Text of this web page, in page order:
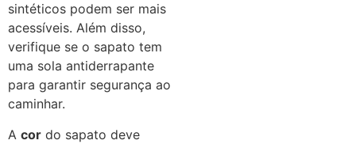
sintéticos podem ser mais
acessíveis. Além disso,
verifique se o sapato tem
uma sola antiderrapante
para garantir segurança ao
caminhar.
A cor do sapato deve